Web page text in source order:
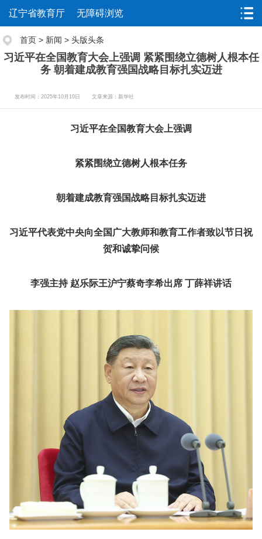
辽宁省教育厅 无障碍浏览
首页 > 新闻 > 头版头条
习近平在全国教育大会上强调 紧紧围绕立德树人根本任
务 朝着建成教育强国战略目标扎实迈进
发布时间：2025年10月10日 文章来源：新华社
习近平在全国教育大会上强调
紧紧围绕立德树人根本任务
朝着建成教育强国战略目标扎实迈进
习近平代表党中央向全国广大教师和教育工作者致以节日祝
贺和诚挚问候
李强主持 赵乐际王沪宁蔡奇李希出席 丁薛祥讲话